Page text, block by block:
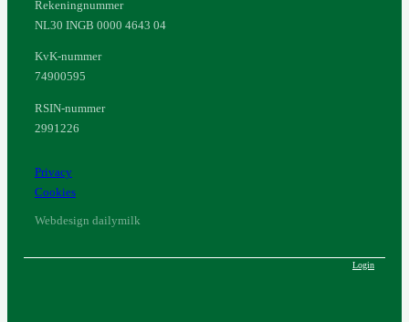
Rekeningnummer
NL30 INGB 0000 4643 04
KvK-nummer
74900595
RSIN-nummer
2991226
Privacy
Cookies
Webdesign dailymilk
Login